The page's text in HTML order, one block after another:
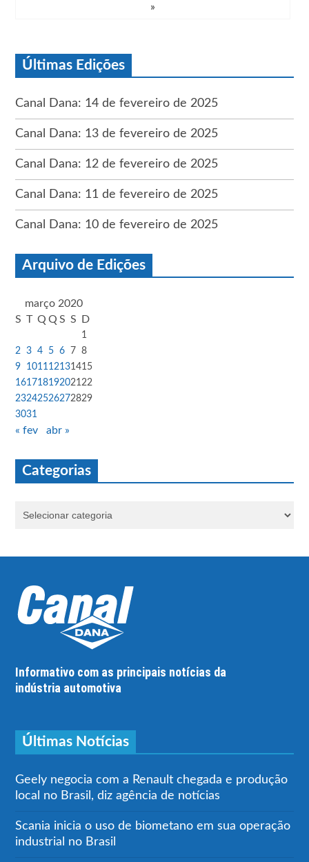
»
Últimas Edições
Canal Dana: 14 de fevereiro de 2025
Canal Dana: 13 de fevereiro de 2025
Canal Dana: 12 de fevereiro de 2025
Canal Dana: 11 de fevereiro de 2025
Canal Dana: 10 de fevereiro de 2025
Arquivo de Edições
março 2020
S T Q Q S S D
1
2
3 4 5 6 7 8
9
1011 12131415
161718192021 22
23242526272829
3031
« fev abr »
Categorias
Informativo com as principais notícias da
indústria automotiva
Últimas Notícias
Geely negocia com a Renault chegada e produção
local no Brasil, diz agência de notícias
Scania inicia o uso de biometano em sua operação
industrial no Brasil